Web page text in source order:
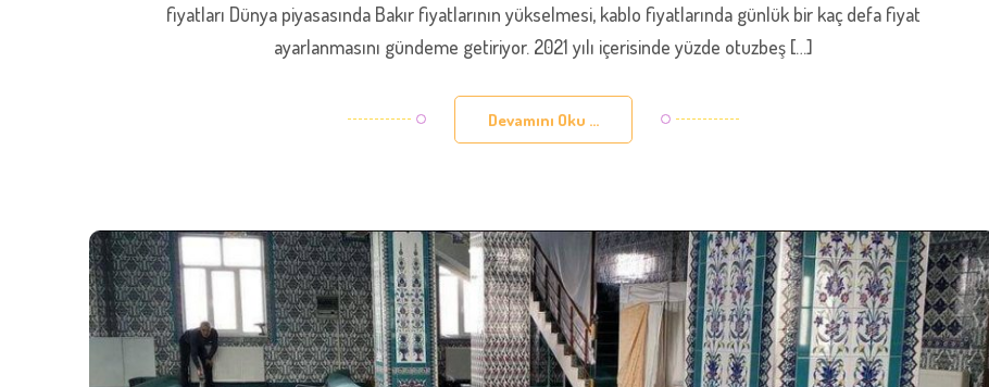
fiyatları Dünya piyasasında Bakır fiyatlarının yükselmesi, kablo fiyatlarında günlük bir kaç defa fiyat
ayarlanmasını gündeme getiriyor. 2021 yılı içerisinde yüzde otuzbeş […]
Devamını Oku ...